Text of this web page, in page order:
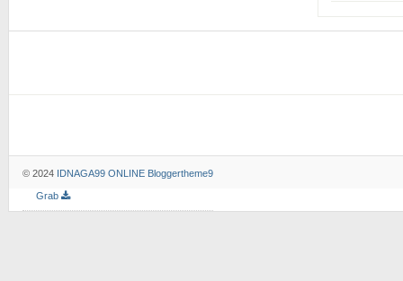
© 2024 IDNAGA99 ONLINE Bloggertheme9
Grab